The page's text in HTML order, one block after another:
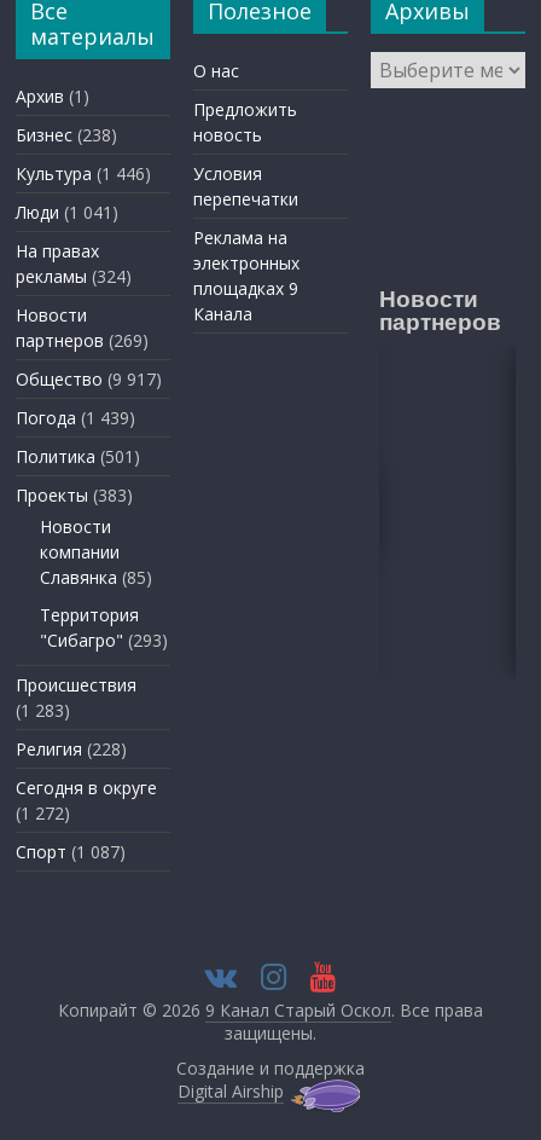
Все
материалы
Архив (1)
Бизнес (238)
Культура (1 446)
Люди (1 041)
На правах
рекламы (324)
Новости
партнеров (269)
Общество (9 917)
Погода (1 439)
Политика (501)
Проекты (383)
Новости
компании
Славянка (85)
Территория
"Сибагро" (293)
Происшествия
(1 283)
Религия (228)
Сегодня в округе
(1 272)
Спорт (1 087)
Полезное
О нас
Предложить
новость
Условия
перепечатки
Реклама на
электронных
площадках 9
Канала
Архивы
Архивы
Новости
партнеров
Копирайт © 2026 9 Канал Старый Оскол. Все права
защищены.
Создание и поддержка
Digital Airship